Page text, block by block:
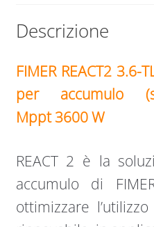
Descrizione
FIMER REACT2
per accumulo
Mppt 3600 W
REACT 2 è la
accumulo di
ottimizzare